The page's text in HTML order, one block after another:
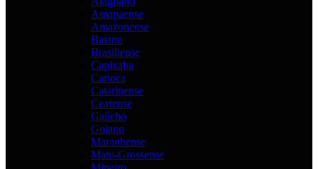
Amapaense
Amazonense
Baiano
Brasiliense
Capixaba
Carioca
Catarinense
Cearense
Gaúcho
Goiano
Maranhense
Mato-Grossense